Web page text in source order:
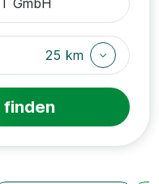
25 km
finden